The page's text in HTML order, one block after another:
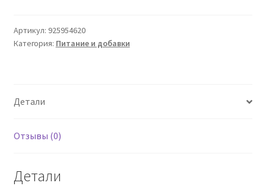
30
Са
Артикул: 925954620
Категория: Питание и добавки
Детали
Отзывы (0)
Детали